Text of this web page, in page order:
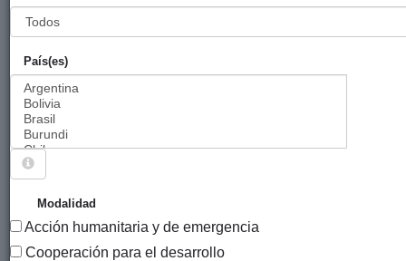
País(es)
Modalidad
Acción humanitaria y de emergencia
Cooperación para el desarrollo
PROYECTOS QUE TIENEN EL INSTRUMENTO
"PROYECTOS DE DESARROLLO EN LOS PAÍSES
EMPOBRECIDOS DEL SUR".